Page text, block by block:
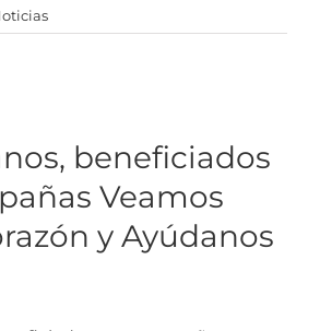
y Ayúdanos a
Ayudar
beneficiados
Veamos
y Ayúdanos